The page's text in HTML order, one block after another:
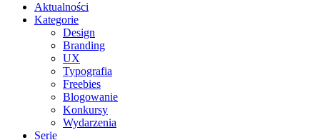
Aktualności
Kategorie
Design
Branding
UX
Typografia
Freebies
Blogowanie
Konkursy
Wydarzenia
Serie